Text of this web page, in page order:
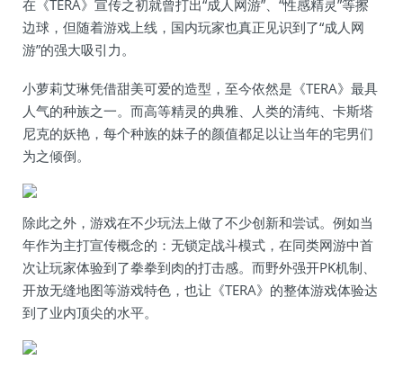
在《TERA》宣传之初就曾打出“成人网游”、“性感精灵”等擦
边球，但随着游戏上线，国内玩家也真正见识到了“成人网
游”的强大吸引力。
小萝莉艾琳凭借甜美可爱的造型，至今依然是《TERA》最具
人气的种族之一。而高等精灵的典雅、人类的清纯、卡斯塔
尼克的妖艳，每个种族的妹子的颜值都足以让当年的宅男们
为之倾倒。
除此之外，游戏在不少玩法上做了不少创新和尝试。例如当
年作为主打宣传概念的：无锁定战斗模式，在同类网游中首
次让玩家体验到了拳拳到肉的打击感。而野外强开PK机制、
开放无缝地图等游戏特色，也让《TERA》的整体游戏体验达
到了业内顶尖的水平。